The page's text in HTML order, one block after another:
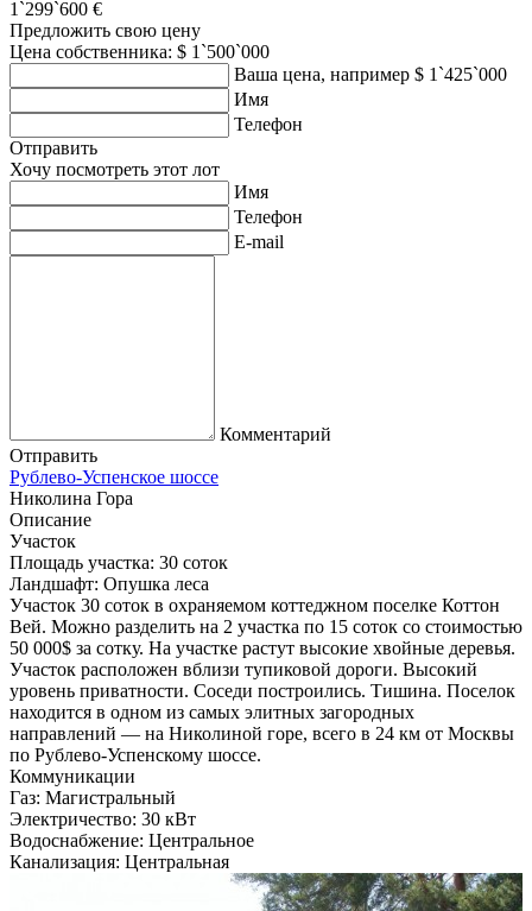
1`299`600 €
Предложить свою цену
Цена собственника: $ 1`500`000
Ваша цена, например $ 1`425`000
Имя
Телефон
Отправить
Хочу посмотреть этот лот
Имя
Телефон
E-mail
Комментарий
Отправить
Рублево-Успенское шоссе
Николина Гора
Описание
Участок
Площадь участка: 30 соток
Ландшафт: Опушка леса
Участок 30 соток в охраняемом коттеджном поселке Коттон
Вей. Можно разделить на 2 участка по 15 соток со стоимостью
50 000$ за сотку. На участке растут высокие хвойные деревья.
Участок расположен вблизи тупиковой дороги. Высокий
уровень приватности. Соседи построились. Тишина. Поселок
находится в одном из самых элитных загородных
направлений — на Николиной горе, всего в 24 км от Москвы
по Рублево-Успенскому шоссе.
Коммуникации
Газ: Магистральный
Электричество: 30 кВт
Водоснабжение: Центральное
Канализация: Центральная